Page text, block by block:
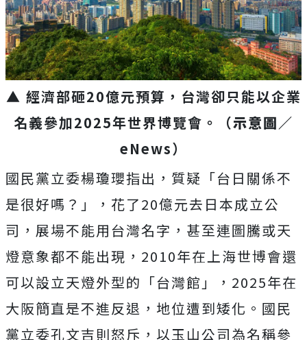
▲ 經濟部砸20億元預算，台灣卻只能以企業
名義參加2025年世界博覽會。（示意圖／
eNews）
國民黨立委楊瓊瓔指出，質疑「台日關係不
是很好嗎？」，花了20億元去日本成立公
司，展場不能用台灣名字，甚至連圖騰或天
燈意象都不能出現，2010年在上海世博會還
可以設立天燈外型的「台灣館」，2025年在
大阪簡直是不進反退，地位遭到矮化。國民
黨立委孔文吉則怒斥，以玉山公司為名稱參